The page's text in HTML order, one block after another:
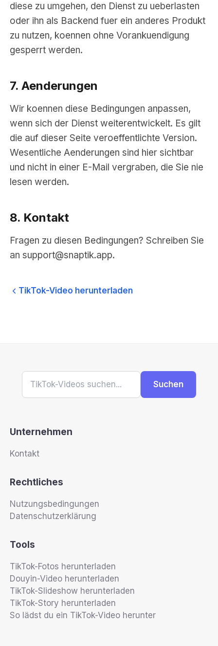
diese zu umgehen, den Dienst zu ueberlasten
oder ihn als Backend fuer ein anderes Produkt
zu nutzen, koennen ohne Vorankuendigung
gesperrt werden.
7. Aenderungen
Wir koennen diese Bedingungen anpassen,
wenn sich der Dienst weiterentwickelt. Es gilt
die auf dieser Seite veroeffentlichte Version.
Wesentliche Aenderungen sind hier sichtbar
und nicht in einer E-Mail vergraben, die Sie nie
lesen werden.
8. Kontakt
Fragen zu diesen Bedingungen? Schreiben Sie
an support@snaptik.app.
TikTok-Video herunterladen
Suchen
Unternehmen
Kontakt
Rechtliches
Nutzungsbedingungen
Datenschutzerklärung
Tools
TikTok-Fotos herunterladen
Douyin-Video herunterladen
TikTok-Slideshow herunterladen
TikTok-Story herunterladen
So lädst du ein TikTok-Video herunter